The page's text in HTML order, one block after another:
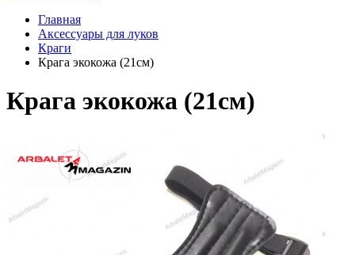
Главная
Аксессуары для луков
Краги
Крага экокожа (21см)
Крага экокожа (21см)